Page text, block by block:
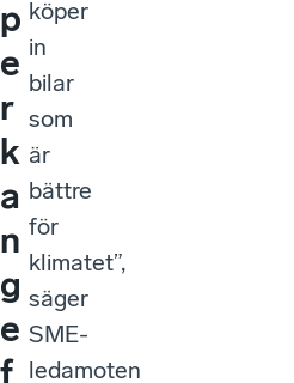
p
e
r
k
a
n
g
e
f
köper
in
bilar
som
är
bättre
för
klimatet”,
säger
SME-
ledamoten